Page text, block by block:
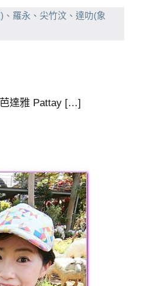
羅永、尖竹汶、達叻(象
達雅 Pattay […]